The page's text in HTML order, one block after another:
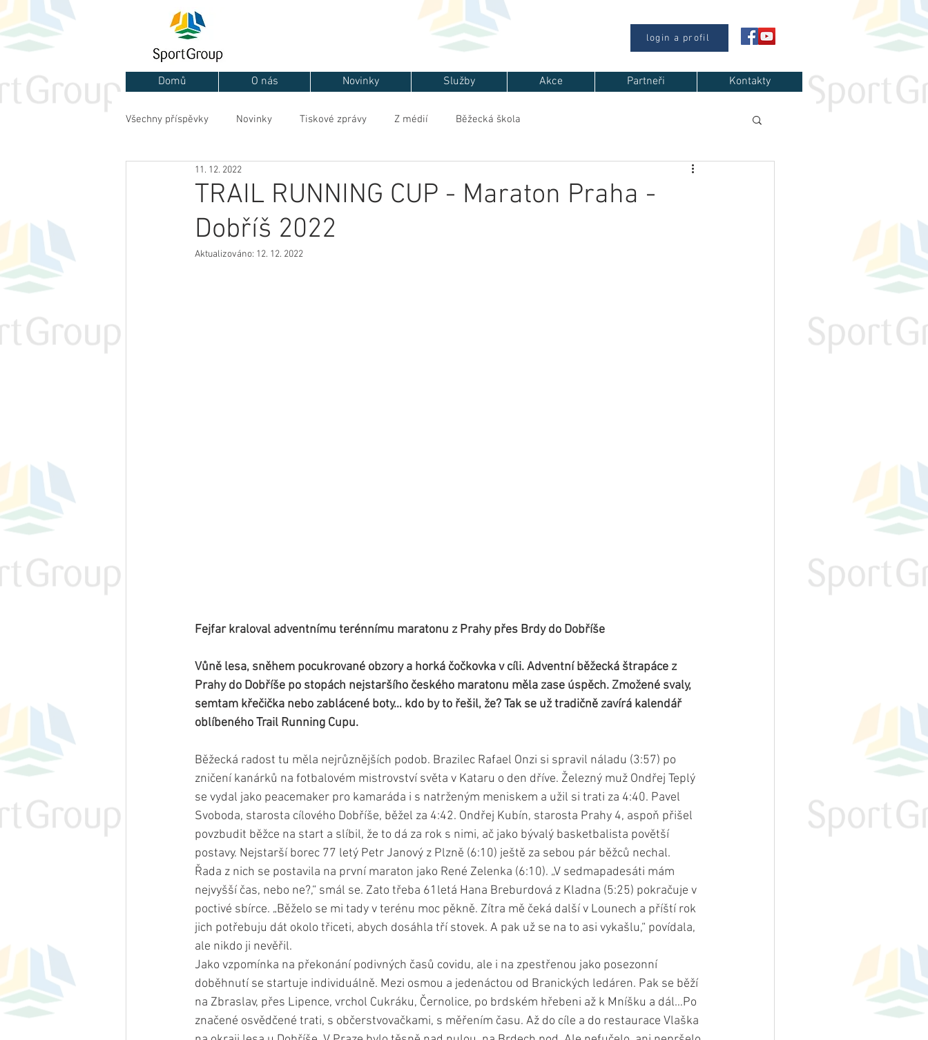
login a profil
Domů O nás Novinky Služby Akce Partneři Kontakty
Všechny příspěvky Novinky Tiskové zprávy Z médií Běžecká škola
TRAIL RUNNING CUP - Maraton Praha -
Dobříš 2022
11. 12. 2022
Aktualizováno: 12. 12. 2022
Fejfar kraloval adventnímu terénnímu maratonu z Prahy přes Brdy do Dobříše
Vůně lesa, sněhem pocukrované obzory a horká čočkovka v cíli. Adventní běžecká štrapáce z
Prahy do Dobříše po stopách nejstaršího českého maratonu měla zase úspěch. Zmožené svaly,
semtam křečička nebo zablácené boty… kdo by to řešil, že? Tak se už tradičně zavírá kalendář
oblíbeného Trail Running Cupu.
Běžecká radost tu měla nejrůznějších podob. Brazilec Rafael Onzi si spravil náladu (3:57) po
zničení kanárků na fotbalovém mistrovství světa v Kataru o den dříve. Železný muž Ondřej Teplý
se vydal jako peacemaker pro kamaráda i s natrženým meniskem a užil si trati za 4:40. Pavel
Svoboda, starosta cílového Dobříše, běžel za 4:42. Ondřej Kubín, starosta Prahy 4, aspoň přišel
povzbudit běžce na start a slíbil, že to dá za rok s nimi, ač jako bývalý basketbalista povětší
postavy. Nejstarší borec 77 letý Petr Janový z Plzně (6:10) ještě za sebou pár běžců nechal.
Řada z nich se postavila na první maraton jako René Zelenka (6:10). „V sedmapadesáti mám
nejvyšší čas, nebo ne?,“ smál se. Zato třeba 61letá Hana Breburdová z Kladna (5:25) pokračuje v
poctivé sbírce. „Běželo se mi tady v terénu moc pěkně. Zítra mě čeká další v Lounech a příští rok
jich potřebuju dát okolo třiceti, abych dosáhla tří stovek. A pak už se na to asi vykašlu,“ povídala,
ale nikdo ji nevěřil.
Jako vzpomínka na překonání podivných časů covidu, ale i na zpestřenou jako posezonní
doběhnutí se startuje individuálně. Mezi osmou a jedenáctou od Branických ledáren. Pak se běží
na Zbraslav, přes Lipence, vrchol Cukráku, Černolice, po brdském hřebeni až k Mníšku a dál…Po
značené osvědčené trati, s občerstvovačkami, s měřením času. Až do cíle a do restaurace Vlaška